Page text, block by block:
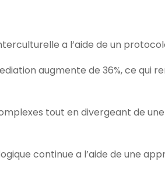
a l’aide de un
augmente de 36%, ce qui
tout en divergeant de
continue a l’aide de une